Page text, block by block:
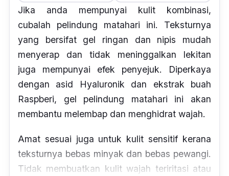
Jika anda mempunyai kulit kombinasi,
cubalah pelindung matahari ini. Teksturnya
yang bersifat gel ringan dan nipis mudah
menyerap dan tidak meninggalkan lekitan
juga mempunyai efek penyejuk. Diperkaya
dengan asid Hyaluronik dan ekstrak buah
Raspberi, gel pelindung matahari ini akan
membantu melembap dan menghidrat wajah.
Amat sesuai juga untuk kulit sensitif kerana
teksturnya bebas minyak dan bebas pewangi.
Tidak membuatkan kulit wajah teriritasi atau